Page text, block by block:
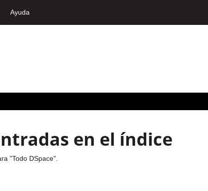
Ayuda
en el índice
"Todo DSpace".